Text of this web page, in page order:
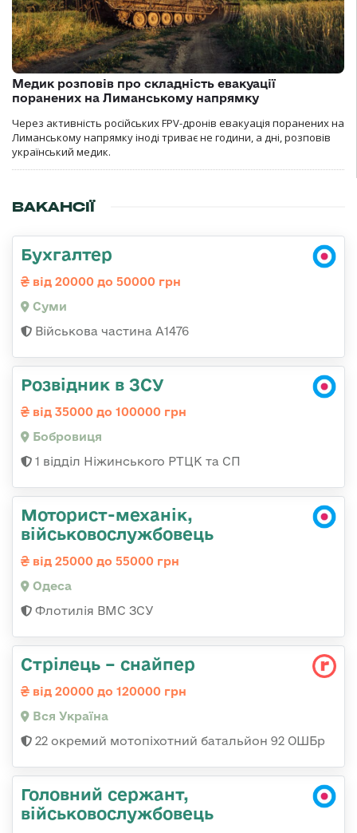
Медик розповів про складність евакуації
поранених на Лиманському напрямку
Через активність російських FPV-дронів евакуація поранених на
Лиманському напрямку іноді триває не години, а дні, розповів
український медик.
ВАКАНСІЇ
Бухгалтер
від 20000 до 50000 грн
Суми
Військова частина А1476
Розвідник в ЗСУ
від 35000 до 100000 грн
Бобровиця
1 відділ Ніжинського РТЦК та СП
Моторист-механік,
військовослужбовець
від 25000 до 55000 грн
Одеса
Флотилія ВМС ЗСУ
Стрілець – снайпер
від 20000 до 120000 грн
Вся Україна
22 окремий мотопіхотний батальйон 92 ОШБр
Головний сержант,
військовослужбовець